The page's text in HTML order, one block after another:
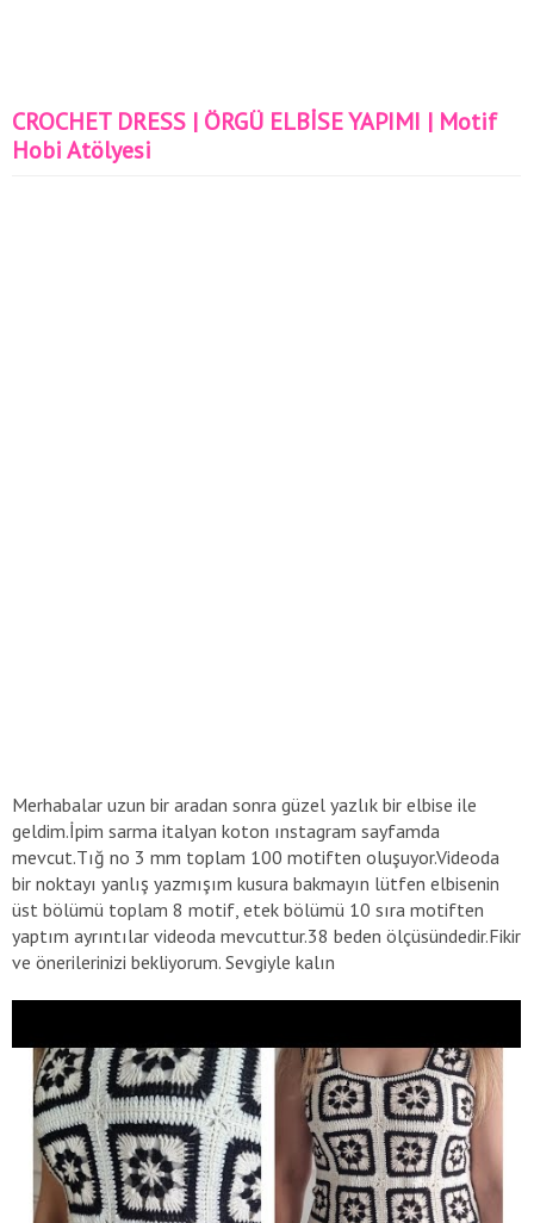
CROCHET DRESS | ÖRGÜ ELBİSE YAPIMI | Motif
Hobi Atölyesi
Merhabalar uzun bir aradan sonra güzel yazlık bir elbise ile
geldim.İpim sarma italyan koton ınstagram sayfamda
mevcut.Tığ no 3 mm toplam 100 motiften oluşuyor.Videoda
bir noktayı yanlış yazmışım kusura bakmayın lütfen elbisenin
üst bölümü toplam 8 motif, etek bölümü 10 sıra motiften
yaptım ayrıntılar videoda mevcuttur.38 beden ölçüsündedir.Fikir
ve önerilerinizi bekliyorum. Sevgiyle kalın